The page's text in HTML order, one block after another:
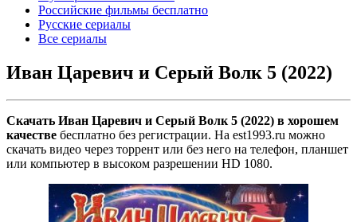
Российские фильмы бесплатно
Русские сериалы
Все сериалы
Иван Царевич и Серый Волк 5 (2022)
Скачать Иван Царевич и Серый Волк 5 (2022) в хорошем
качестве бесплатно без регистрации. На est1993.ru можно
скачать видео через торрент или без него на телефон, планшет
или компьютер в высоком разрешении HD 1080.